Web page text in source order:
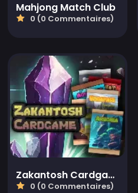
Mahjong Match Club
0 (0 Commentaires)
Zakantosh Cardgame Lite
0 (0 Commentaires)